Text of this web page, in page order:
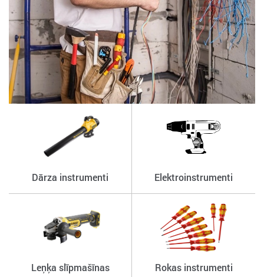
Dārza instrumenti Elektroinstrumenti
Leņķa slīpmašīnas Rokas instrumenti